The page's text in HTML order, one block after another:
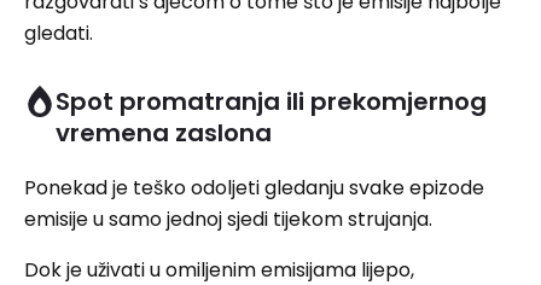
gledati.
Spot promatranja ili prekomjernog
vremena zaslona
Ponekad je teško odoljeti gledanju svake epizode
emisije u samo jednoj sjedi tijekom strujanja.
Dok je uživati ​​u omiljenim emisijama lijepo,